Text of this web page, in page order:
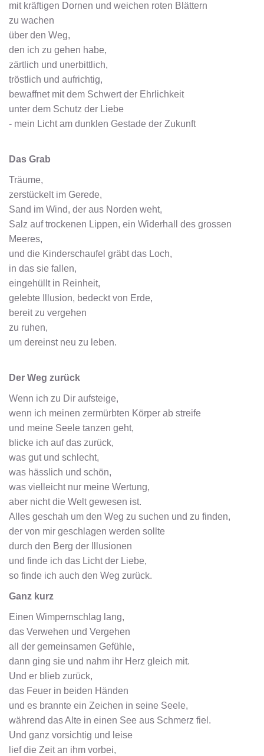
mit kräftigen Dornen und weichen roten Blättern
zu wachen
über den Weg,
den ich zu gehen habe,
zärtlich und unerbittlich,
tröstlich und aufrichtig,
bewaffnet mit dem Schwert der Ehrlichkeit
unter dem Schutz der Liebe
- mein Licht am dunklen Gestade der Zukunft
Das Grab
Träume,
zerstückelt im Gerede,
Sand im Wind, der aus Norden weht,
Salz auf trockenen Lippen, ein Widerhall des grossen
Meeres,
und die Kinderschaufel gräbt das Loch,
in das sie fallen,
eingehüllt in Reinheit,
gelebte Illusion, bedeckt von Erde,
bereit zu vergehen
zu ruhen,
um dereinst neu zu leben.
Der Weg zurück
Wenn ich zu Dir aufsteige,
wenn ich meinen zermürbten Körper ab streife
und meine Seele tanzen geht,
blicke ich auf das zurück,
was gut und schlecht,
was hässlich und schön,
was vielleicht nur meine Wertung,
aber nicht die Welt gewesen ist.
Alles geschah um den Weg zu suchen und zu finden,
der von mir geschlagen werden sollte
durch den Berg der Illusionen
und finde ich das Licht der Liebe,
so finde ich auch den Weg zurück.
Ganz kurz
Einen Wimpernschlag lang,
das Verwehen und Vergehen
all der gemeinsamen Gefühle,
dann ging sie und nahm ihr Herz gleich mit.
Und er blieb zurück,
das Feuer in beiden Händen
und es brannte ein Zeichen in seine Seele,
während das Alte in einen See aus Schmerz fiel.
Und ganz vorsichtig und leise
lief die Zeit an ihm vorbei,